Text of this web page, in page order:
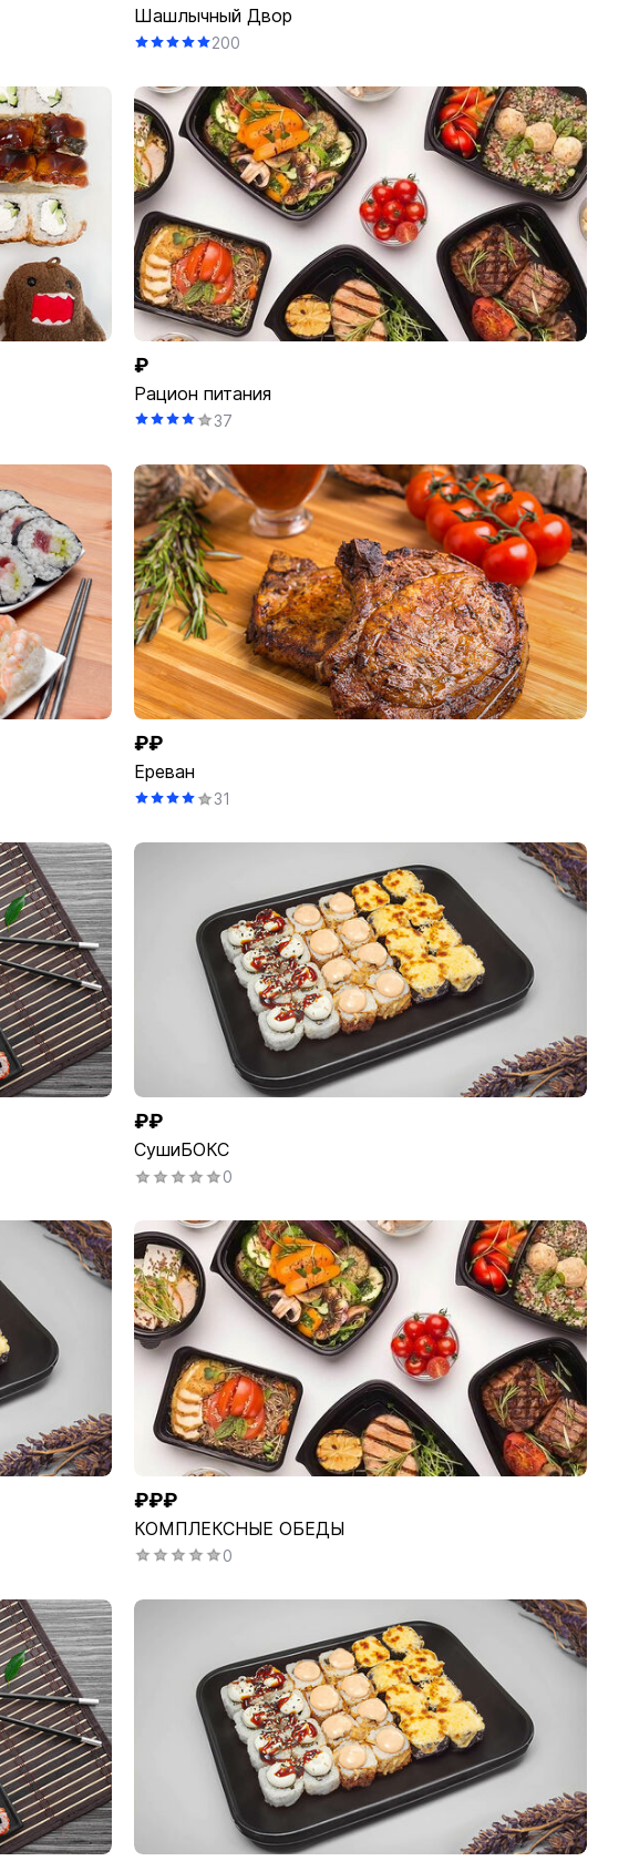
Шашлычный Двор
200
₽
Рацион питания
37
₽₽
Ереван
31
₽₽
СушиБОКС
0
₽₽₽
КОМПЛЕКСНЫЕ ОБЕДЫ
0